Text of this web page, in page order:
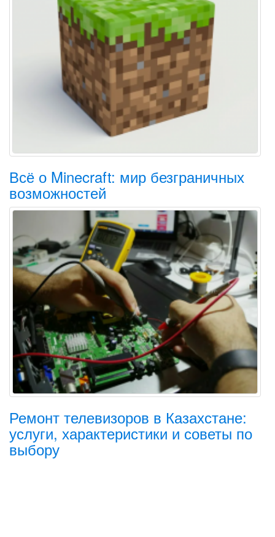
Всё о Minecraft: мир безграничных
возможностей
Ремонт телевизоров в Казахстане:
услуги, характеристики и советы по
выбору